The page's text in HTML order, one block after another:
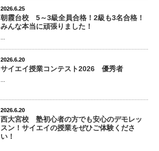
2026.6.25
朝霞台校 5～3級全員合格！2級も3名合格！
みんな本当に頑張りました！
2026.6.20
サイエイ授業コンテスト2026 優秀者
2026.6.20
西大宮校 塾初心者の方でも安心のデモレッ
スン！サイエイの授業をぜひご体験くださ
い！